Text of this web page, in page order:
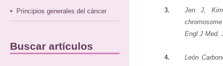
Principios generales del cáncer
Buscar artículos
3.
Jen J,
Engl J Med.
4.
León